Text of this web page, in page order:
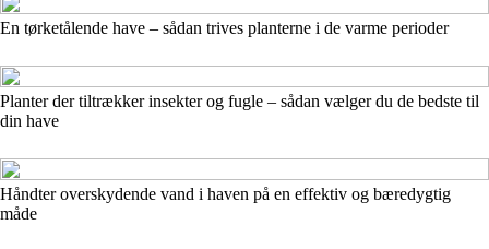
En tørketålende have – sådan trives planterne i de varme perioder
Planter der tiltrækker insekter og fugle – sådan vælger du de bedste til
din have
Håndter overskydende vand i haven på en effektiv og bæredygtig
måde